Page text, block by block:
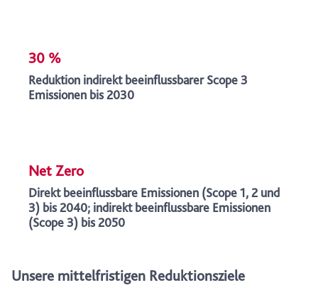
30 %
Reduktion indirekt beeinflussbarer Scope 3
Emissionen bis 2030
Net Zero
Direkt beeinflussbare Emissionen (Scope 1, 2 und
3) bis 2040; indirekt beeinflussbare Emissionen
(Scope 3) bis 2050
Unsere mittelfristigen Reduktionsziele